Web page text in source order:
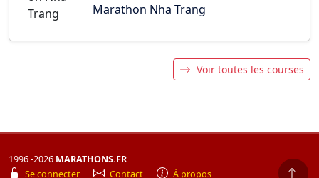
Marathon Nha Trang
Voir toutes les courses
1996 -2026 MARATHONS.FR
Se connecter
Contact À propos